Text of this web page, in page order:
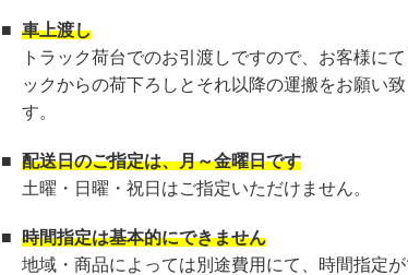
■ 車上渡し
トラック荷台でのお引渡しですので、お客様にて
ックからの荷下ろしとそれ以降の運搬をお願い致
す。
■ 配送日のご指定は、月～金曜日です
土曜・日曜・祝日はご指定いただけません。
■ 時間指定は基本的にできません
地域・商品によっては別途費用にて、時間指定